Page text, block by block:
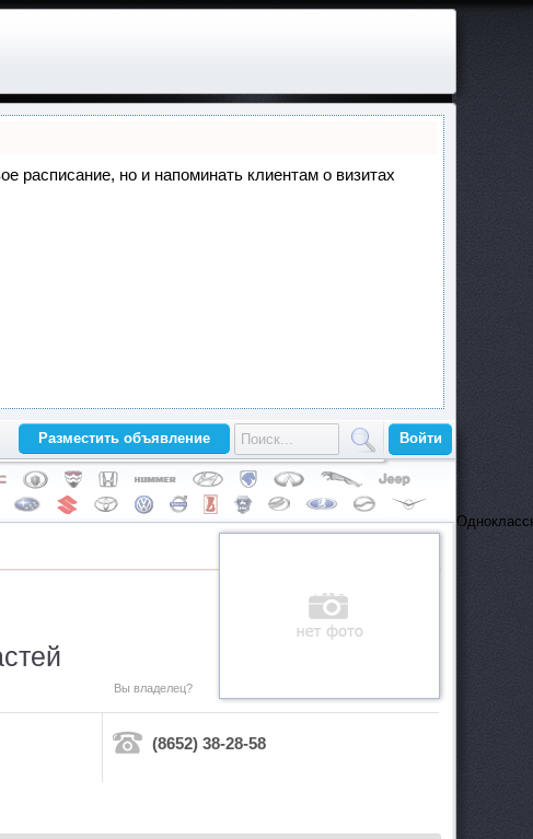
расписание, но и напоминать клиентам о визитах
Разместить объявление Войти
Вы владелец?
(8652) 38-28-58